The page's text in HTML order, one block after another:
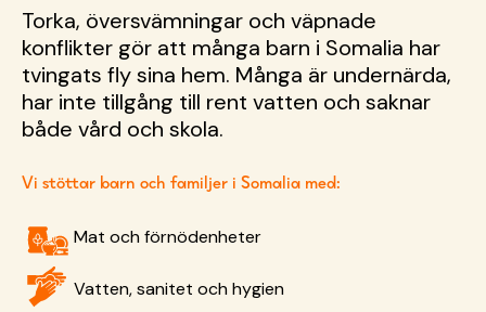
Torka, översvämningar och väpnade
konflikter gör att många barn i Somalia har
tvingats fly sina hem. Många är undernärda,
har inte tillgång till rent vatten och saknar
både vård och skola.
Vi stöttar barn och familjer i Somalia med:
Mat och förnödenheter
Vatten, sanitet och hygien